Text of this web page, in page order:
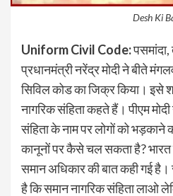
Desh Ki
Uniform Civil Code:
प्रधानमंत्री नरेंद्र मोदी ने बीते
सिविल कोड का जिक्र किया। इसे
नागरिक संहिता कहते हैं। पीएम
संहिता के नाम पर लोगों को भड़काने
कानूनों पर कैसे चल सकता है? भारत
समान अधिकार की बात कही गई है।
है कि समान नागरिक संहिता लाओ